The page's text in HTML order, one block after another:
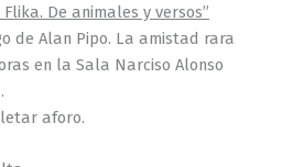
De animales y versos”
de Alan Pipo. La amistad rara
en la Sala Narciso Alonso
aforo.